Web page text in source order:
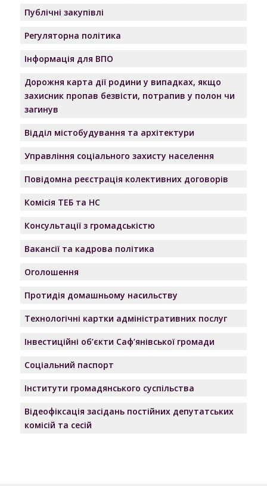
Публічні закупівлі
Регуляторна політика
Інформація для ВПО
Дорожня карта дії родини у випадках, якщо
захисник пропав безвісти, потрапив у полон чи
загинув
Відділ містобудування та архітектури
Управління соціального захисту населення
Повідомна реєстрація колективних договорів
Комісія ТЕБ та НС
Консультації з громадськістю
Вакансії та кадрова політика
Оголошення
Протидія домашньому насильству
Технологічні картки адміністративних послуг
Інвестиційні об’єкти Саф’янівської громади
Соціальний паспорт
Інститути громадянського суспільства
Відеофіксація засідань постійних депутатських
комісій та сесій